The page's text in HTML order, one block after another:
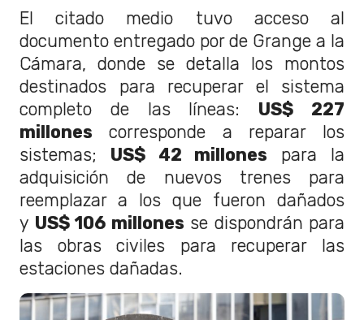
El citado medio tuvo acceso al
documento entregado por de Grange a la
Cámara, donde se detalla los montos
destinados para recuperar el sistema
completo de las líneas: US$ 227
millones corresponde a reparar los
sistemas; US$ 42 millones para la
adquisición de nuevos trenes para
reemplazar a los que fueron dañados
y US$ 106 millones se dispondrán para
las obras civiles para recuperar las
estaciones dañadas.